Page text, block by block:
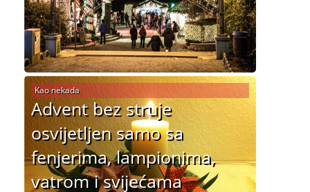
Advent bez struje
osvijetljen samo sa
fenjerima, lampionima,
vatrom i svijećama
Kao nekada